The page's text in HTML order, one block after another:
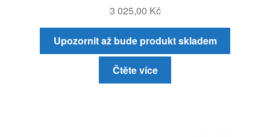
3 025,00 Kč
Upozornit až bude produkt skladem
Čtěte více